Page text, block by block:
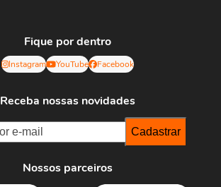
Fique por dentro
Instagram YouTube Facebook
Receba nossas novidades
Nossos parceiros